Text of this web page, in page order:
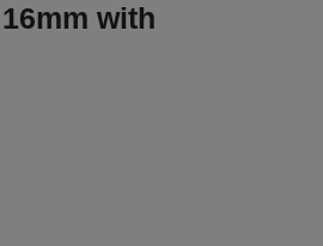
with